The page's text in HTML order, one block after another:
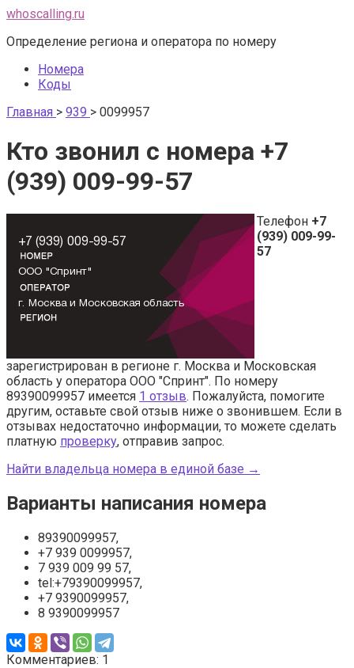
Перейти
контенту
whoscalling.ru
Определение региона и оператора по номеру
Номера
Коды
Главная > 939 > 0099957
Кто звонил с номера +7
(939) 009-99-57
Телефон +7
(939) 009-99-
57
зарегистрирован в регионе г. Москва и Московская
область у оператора ООО "Спринт". По номеру
89390099957 имеется 1 отзыв. Пожалуйста, помогите
другим, оставьте свой отзыв ниже о звонившем. Если в
отзывах недостаточно информации, то можете сделать
платную проверку, отправив запрос.
Найти владельца номера в единой базе →
Варианты написания номера
89390099957,
+7 939 0099957,
7 939 009 99 57,
tel:+79390099957,
+7 9390099957,
8 9390099957
Комментариев: 1